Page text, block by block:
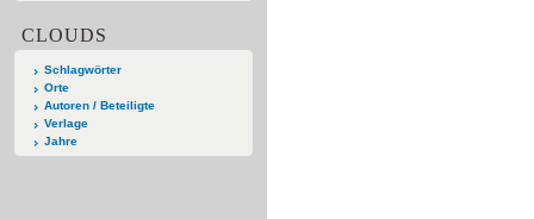
CLOUDS
Schlagwörter
Orte
Autoren / Beteiligte
Verlage
Jahre